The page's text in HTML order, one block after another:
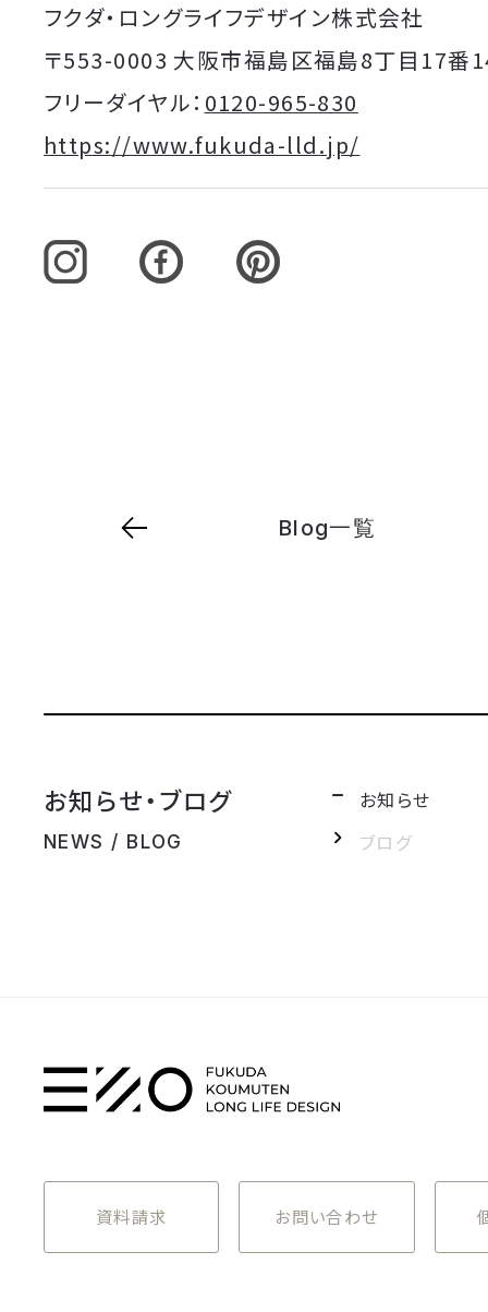
フクダ・ロングライフデザイン株式会社
〒553-0003 大阪市福島区福島8丁目17番
フリーダイヤル： 0120-965-830
https://www.fukuda-lld.jp/
Blog一覧
お知らせ・ブログ
NEWS / BLOG
お知らせ
ブログ
資料請求 お問い合わせ